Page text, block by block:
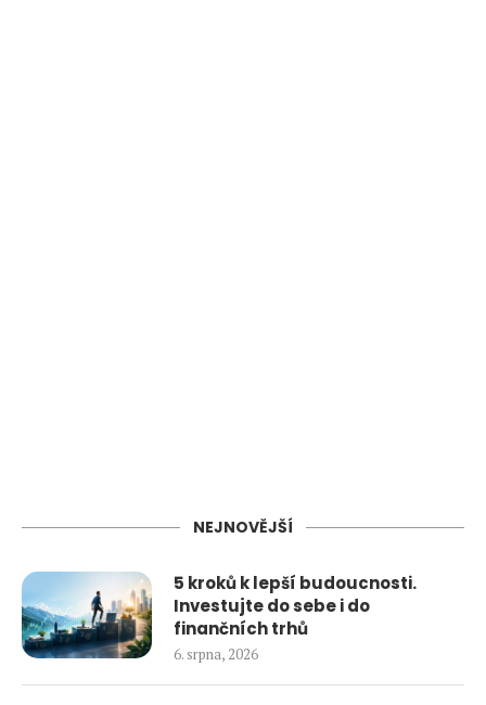
NEJNOVĚJŠÍ
5 kroků k lepší budoucnosti.
Investujte do sebe i do
finančních trhů
6. srpna, 2026